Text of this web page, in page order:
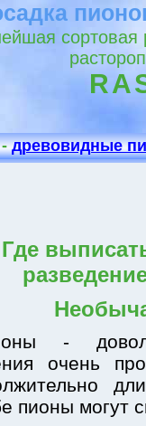
сортовая
-древовидные
Где
-
очень
пионы могут